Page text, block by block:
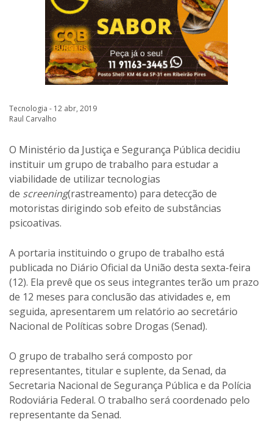
Tecnologia - 12 abr, 2019
Raul Carvalho
O Ministério da Justiça e Segurança Pública decidiu
instituir um grupo de trabalho para estudar a
viabilidade de utilizar tecnologias
de screening(rastreamento) para detecção de
motoristas dirigindo sob efeito de substâncias
psicoativas.
A portaria instituindo o grupo de trabalho está
publicada no Diário Oficial da União desta sexta-feira
(12). Ela prevê que os seus integrantes terão um prazo
de 12 meses para conclusão das atividades e, em
seguida, apresentarem um relatório ao secretário
Nacional de Políticas sobre Drogas (Senad).
O grupo de trabalho será composto por
representantes, titular e suplente, da Senad, da
Secretaria Nacional de Segurança Pública e da Polícia
Rodoviária Federal. O trabalho será coordenado pelo
representante da Senad.